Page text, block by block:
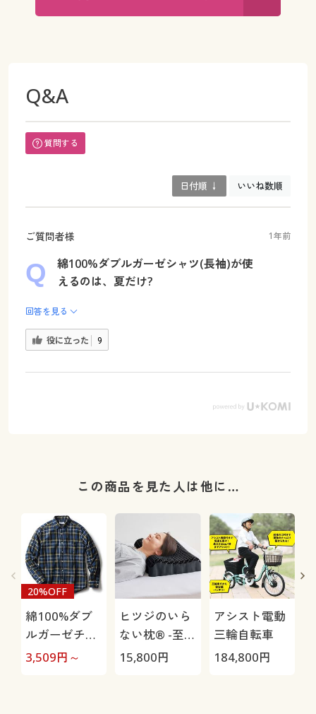
Q&A
質問する
日付順 ↓ いいね数順
ご質問者様 1年前
綿100%ダブルガーゼシャツ(長袖)が使
えるのは、夏だけ?
回答を見る
役に立った 9
この商品を見た人は他に…
綿100%ダブ
ルガーゼチェ
ックシャツ(長
20%OFF
3,509円～
ヒツジのいら
ない枕® -至
極-
15,800円
アシスト電動
三輪自転車
184,800円